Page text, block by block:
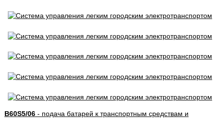
B60S5/06- подача батарей к транспортным средствам и